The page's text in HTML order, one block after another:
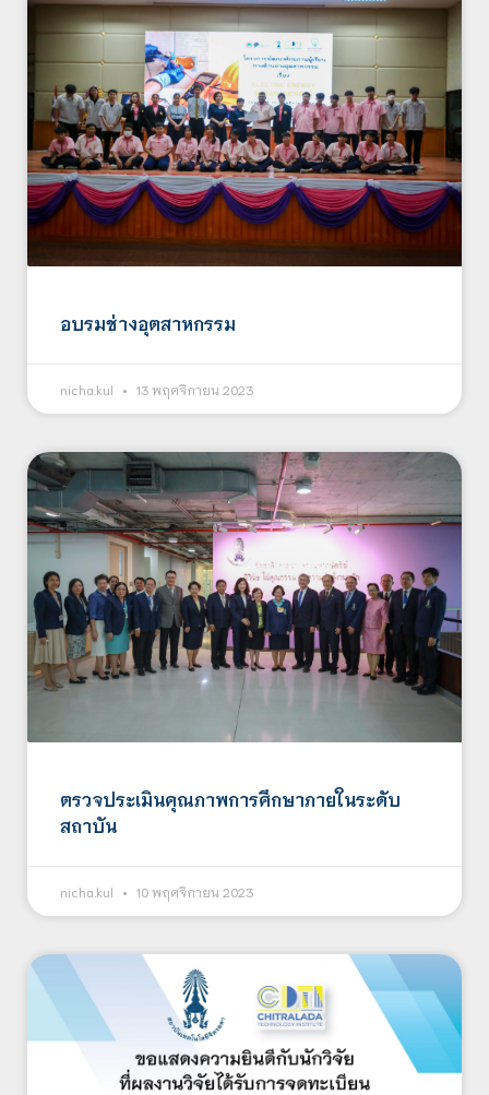
อบรมช่างอุตสาหกรรม
nicha.kul 13 พฤศจิกายน 2023
ตรวจประเมินคุณภาพการศึกษาภายในระดับ
สถาบัน
nicha.kul 10 พฤศจิกายน 2023